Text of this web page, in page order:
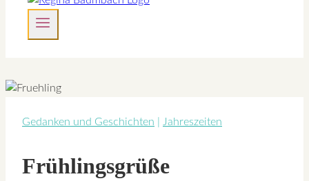
Gedanken und Geschichten Jahreszeiten
Frühlingsgrüße